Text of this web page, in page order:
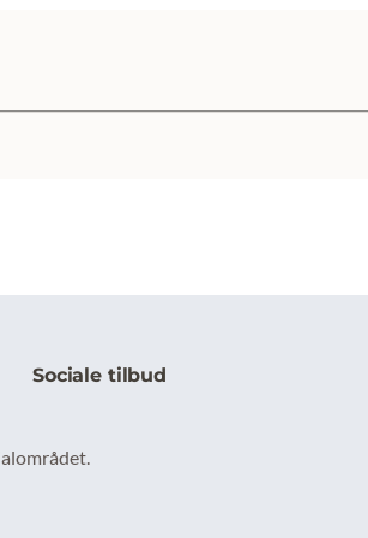
Sociale tilbudsenest opdateret 31. marts 2026